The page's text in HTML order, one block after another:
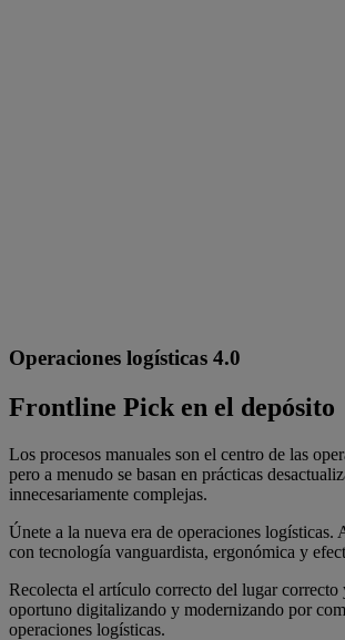
Operaciones logísticas 4.0
Frontline Pick en el depósito
Los procesos manuales son el centro de las
pero a menudo se basan en prácticas
innecesariamente complejas.
Únete a la nueva era de operaciones logísticas.
con tecnología vanguardista, ergonómica y
Recolecta el artículo correcto del lugar correcto
oportuno digitalizando y modernizando por
operaciones logísticas.